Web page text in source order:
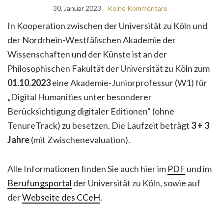
30. Januar 2023 Keine Kommentare
In Kooperation zwischen der Universität zu Köln und
der Nordrhein-Westfälischen Akademie der
Wissenschaften und der Künste ist an der
Philosophischen Fakultät der Universität zu Köln zum
01.10.2023eine Akademie-Juniorprofessur (W1) für
„Digital Humanities unter besonderer
Berücksichtigung digitaler Editionen“ (ohne
TenureTrack) zu besetzen. Die Laufzeit beträgt 3 + 3
Jahre(mit Zwischenevaluation).
Alle Informationen finden Sie auch hier im PDF und im
Berufungsportal der Universität zu Köln, sowie auf
derWebseite des CCeH.